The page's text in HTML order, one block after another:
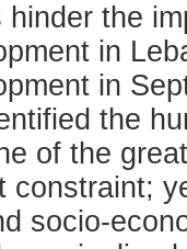
the
in
in
the
of the
constraint;
socio-